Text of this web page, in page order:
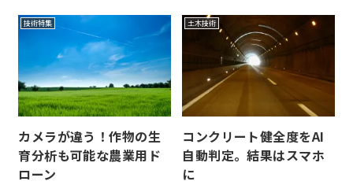
技術特集
カメラが違う！作物の生
育分析も可能な農業用ド
ローン
土木技術
コンクリート健全度をAI
自動判定。結果はスマホ
に